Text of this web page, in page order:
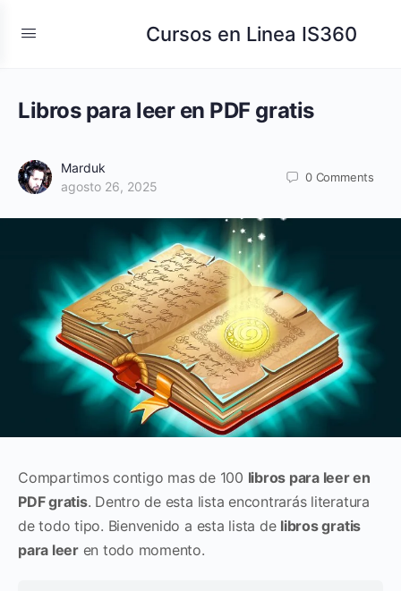
Cursos en Linea IS360
Libros para leer en PDF gratis
Marduk
agosto 26, 2025
0 Comments
Compartimos contigo mas de 100 libros para leer en
PDF gratis. Dentro de esta lista encontrarás literatura
de todo tipo. Bienvenido a esta lista de libros gratis
para leeren todo momento.